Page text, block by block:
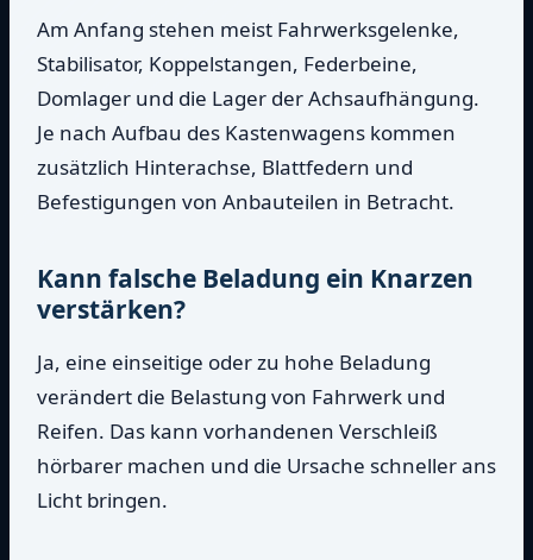
Am Anfang stehen meist Fahrwerksgelenke,
Stabilisator, Koppelstangen, Federbeine,
Domlager und die Lager der Achsaufhängung.
Je nach Aufbau des Kastenwagens kommen
zusätzlich Hinterachse, Blattfedern und
Befestigungen von Anbauteilen in Betracht.
Kann falsche Beladung ein Knarzen
verstärken?
Ja, eine einseitige oder zu hohe Beladung
verändert die Belastung von Fahrwerk und
Reifen. Das kann vorhandenen Verschleiß
hörbarer machen und die Ursache schneller ans
Licht bringen.